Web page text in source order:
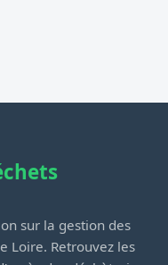
sur la gestion des
Loire. Retrouvez les